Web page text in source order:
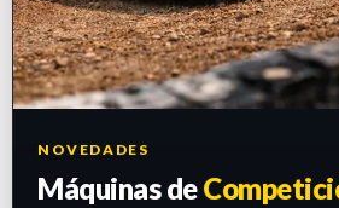
NOVEDADES
Máquinas de